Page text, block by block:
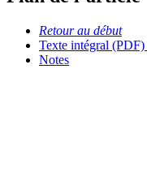
Retour au début
Texte intégral (PDF)
Notes